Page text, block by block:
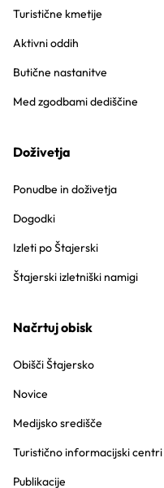
Turistične kmetije
Aktivni oddih
Butične nastanitve
Med zgodbami dediščine
Doživetja
Ponudbe in doživetja
Dogodki
Izleti po Štajerski
Štajerski izletniški namigi
Načrtuj obisk
Obišči Štajersko
Novice
Medijsko središče
Turistično informacijski centri
Publikacije